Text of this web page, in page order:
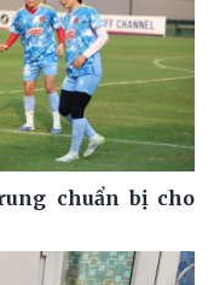
chuẩn bị cho